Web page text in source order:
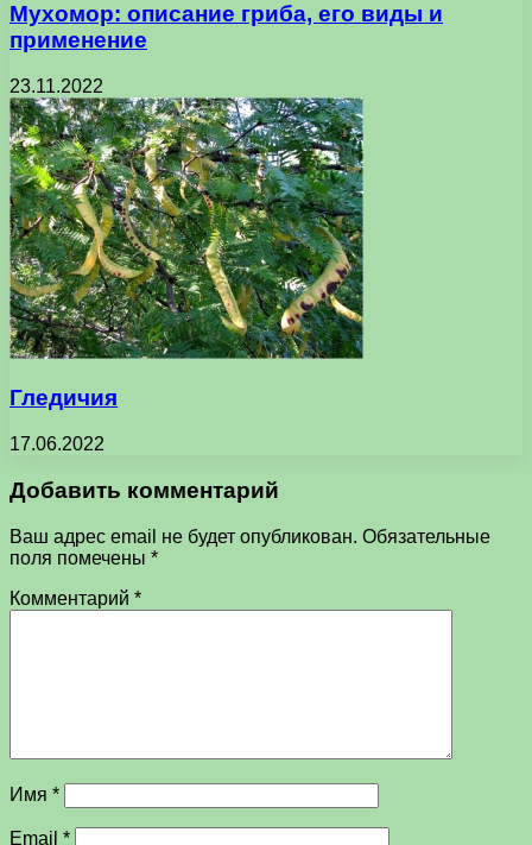
Мухомор: описание гриба, его виды и
применение
23.11.2022
Гледичия
17.06.2022
Добавить комментарий
Ваш адрес email не будет опубликован. Обязательные
поля помечены *
Комментарий *
Имя *
Email *